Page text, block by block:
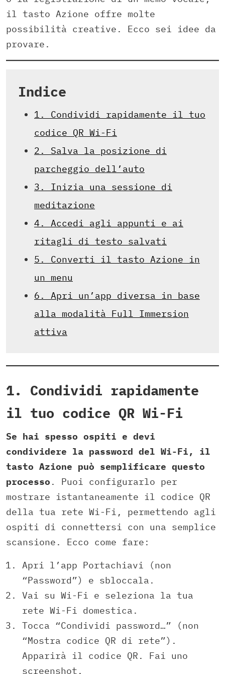
il tasto Azione offre molte
possibilità creative. Ecco sei idee da
provare.
Indice
1. Condividi rapidamente il tuo
codice QR Wi-Fi
2. Salva la posizione di
parcheggio dell’auto
3. Inizia una sessione di
meditazione
4. Accedi agli appunti e ai
ritagli di testo salvati
5. Converti il tasto Azione in
un menu
6. Apri un’app diversa in base
alla modalità Full Immersion
attiva
1. Condividi rapidamente
il tuo codice QR Wi-Fi
Se hai spesso ospiti e devi
condividere la password del Wi-Fi, il
tasto Azione può semplificare questo
processo . Puoi configurarlo per
mostrare istantaneamente il codice QR
della tua rete Wi-Fi, permettendo agli
ospiti di connettersi con una semplice
scansione. Ecco come fare:
Apri l’app Portachiavi (non
“Password”) e sbloccala.
Vai su Wi-Fi e seleziona la tua
rete Wi-Fi domestica.
Tocca “Condividi password…” (non
“Mostra codice QR di rete”).
Apparirà il codice QR. Fai uno
screenshot.